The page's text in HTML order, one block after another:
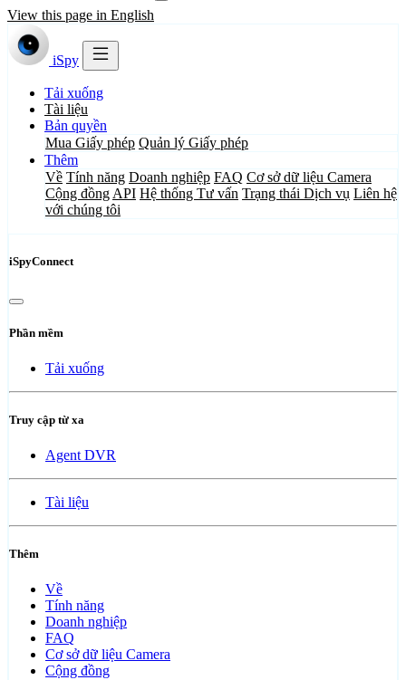
View this page in English
iSpy
Tải xuống
Tài liệu
Bản quyền
Mua Giấy phép Quản lý Giấy phép
Thêm
Về Tính năng Doanh nghiệp FAQ Cơ sở dữ liệu Camera
Cộng đồng API Hệ thống Tư vấn Trạng thái Dịch vụ Liên hệ
với chúng tôi
iSpyConnect
Phần mềm
Tải xuống
Truy cập từ xa
Agent DVR
Tài liệu
Thêm
Về
Tính năng
Doanh nghiệp
FAQ
Cơ sở dữ liệu Camera
Cộng đồng